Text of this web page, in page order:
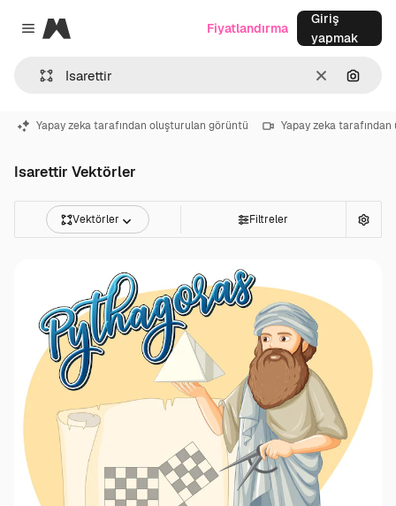
Close menu
Magnific
Temizlemek
Fiyatlandırma
Giriş
yapmak
Yapay zeka tarafından oluşturulan görüntü Yapay zeka
Isarettir Vektörler
Vektörler Filtreler